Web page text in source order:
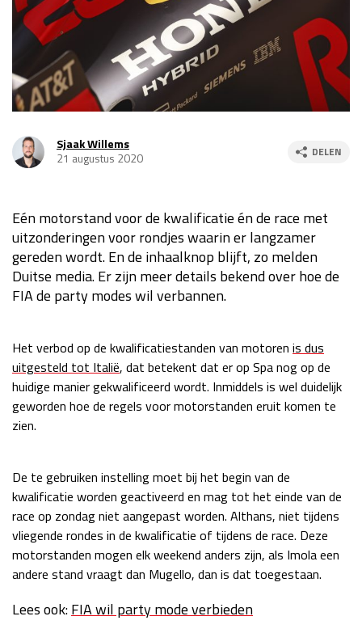
Race
za 13:00 - 15:00
GP VERENIGDE STATEN 2026 23 - 25 okt
Kwalificatie
za 23:00 - 00:00
GP MEXICO 2026 30 okt - 01 nov
Kwalificatie
za 22:00 - 23:00
Race
zo 21:00 - 23:00
GP SÃO PAULO 2026
Kwalificatie
za 19:00 - 20:00
Race
zo 18:00 - 20:00
GP QATAR 2026 27 - 29 nov
Kwalificatie
za 19:00 - 20:00
GP ABU DHABI 2026 04 - 06 dec
Kwalificatie
za 15:00 - 16:00
Race
zo 14:00 - 16:00
Sjaak Willems
21 augustus 2020
DELEN
Eén motorstand voor de kwalificatie én de race met
uitzonderingen voor rondjes waarin er langzamer
gereden wordt. En de inhaalknop blijft, zo melden
Duitse media. Er zijn meer details bekend over hoe de
FIA de party modes wil verbannen.
Het verbod op de kwalificatiestanden van motoren is dus
uitgesteld tot Italië, dat betekent dat er op Spa nog op de
huidige manier gekwalificeerd wordt. Inmiddels is wel duidelijk
geworden hoe de regels voor motorstanden eruit komen te
zien.
De te gebruiken instelling moet bij het begin van de
kwalificatie worden geactiveerd en mag tot het einde van de
race op zondag niet aangepast worden. Althans, niet tijdens
vliegende rondes in de kwalificatie of tijdens de race. Deze
motorstanden mogen elk weekend anders zijn, als Imola een
andere stand vraagt dan Mugello, dan is dat toegestaan.
Lees ook:FIA wil party mode verbieden